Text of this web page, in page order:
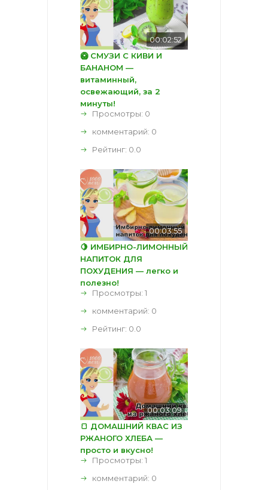
00:02:52
🥝 СМУЗИ С КИВИ И
БАНАНОМ —
витаминный,
освежающий, за 2
минуты!
Просмотры: 0
комментарий: 0
Рейтинг: 0.0
00:03:55
🍋 ИМБИРНО-ЛИМОННЫЙ
НАПИТОК ДЛЯ
ПОХУДЕНИЯ — легко и
полезно!
Просмотры: 1
комментарий: 0
Рейтинг: 0.0
00:03:09
🍞 ДОМАШНИЙ КВАС ИЗ
РЖАНОГО ХЛЕБА —
просто и вкусно!
Просмотры: 1
комментарий: 0